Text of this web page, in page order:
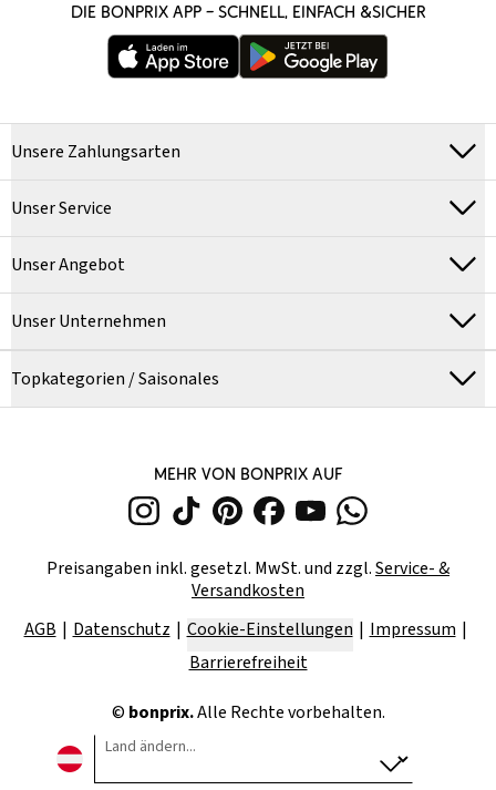
DIE BONPRIX APP – SCHNELL, EINFACH &SICHER
Unsere Zahlungsarten
Unser Service
Unser Angebot
Unser Unternehmen
Topkategorien / Saisonales
MEHR VON BONPRIX AUF
Preisangaben inkl. gesetzl. MwSt. und zzgl.Service- &
Versandkosten
AGB
Datenschutz Cookie-Einstellungen
Impressum
Barrierefreiheit
© bonprix.Alle Rechte vorbehalten.
Land ändern...